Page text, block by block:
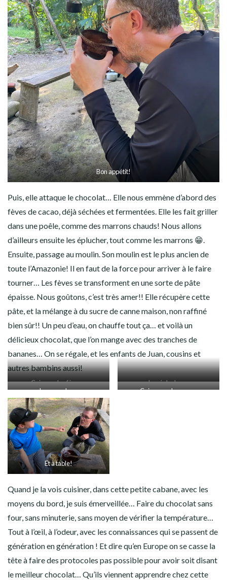
Bon appétit!
Puis, elle attaque le chocolat… Elle nous emmène d’abord des
fèves de cacao, déjà séchées et fermentées. Elle les fait griller
dans une poêle, comme des marrons chauds! Nous allons
d’ailleurs ensuite les éplucher, tout comme les marrons 😁.
Ensuite, passage au moulin. Son moulin est le plus ancien de
toute l’Amazonie! Il en faut de la force pour arriver à le faire
tourner… Les fèves se transforment en une sorte de pâte
épaisse. Nous goûtons, c’est très amer!! Elle récupère cette
pâte, et la mélange à du sucre de canne maison, non raffiné
bien sûr!! Un peu d’eau, on chauffe tout ça… et voilà un
délicieux chocolat, que l’on mange avec des tranches de
bananes… On se régale, et les enfants de Juan, cousins et
autres bambins aussi!
Cuisson des fèves…
Les éplucher…
Les moudre…
Cuire avec le sucre…
Et à table!
Quand je la vois cuisiner, dans cette petite cabane, avec les
moyens du bord, je suis émerveillée… Faire du chocolat sans
four, sans minuterie, sans moyen de vérifier la température…
Tout à l’œil, à l’odeur, avec les connaissances qui se passent de
génération en génération ! Et dire qu’en Europe on se casse la
tête à faire des protocoles pas possible pour avoir soit disant
le meilleur chocolat… Qu’ils viennent apprendre chez cette